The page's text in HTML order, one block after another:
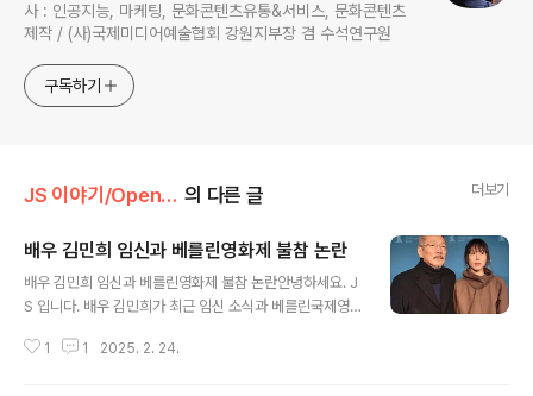
사 : 인공지능, 마케팅, 문화콘텐츠유통&서비스, 문화콘텐츠
제작 / (사)국제미디어예술협회 강원지부장 겸 수석연구원
구독하기
JS 이야기/Open AI 의 다른 글 더보기
배우 김민희 임신과 베를린영화제 불참 논란
배우 김민희 임신과 베를린영화제 불참 논란안녕하세요. J
S 입니다. 배우 김민희가 최근 임신 소식과 베를린국제영
다. 이번 글에서는 김민희를 둘러싼 최근 이슈들을 자세히
1 1 2025. 2. 24.